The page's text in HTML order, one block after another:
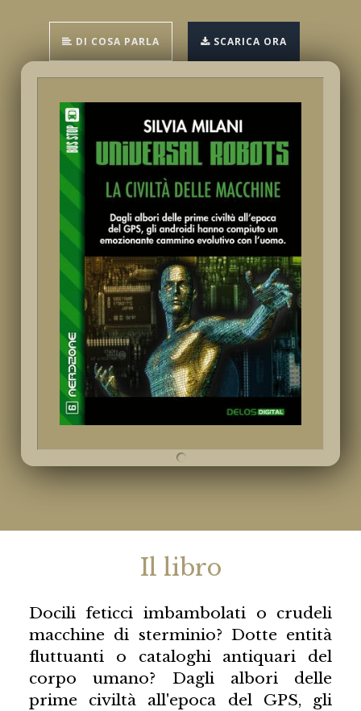
DI COSA PARLA SCARICA ORA
Il libro
Docili feticci imbambolati o crudeli
macchine di sterminio? Dotte entità
fluttuanti o cataloghi antiquari del
corpo umano? Dagli albori delle
prime civiltà all'epoca del GPS, gli